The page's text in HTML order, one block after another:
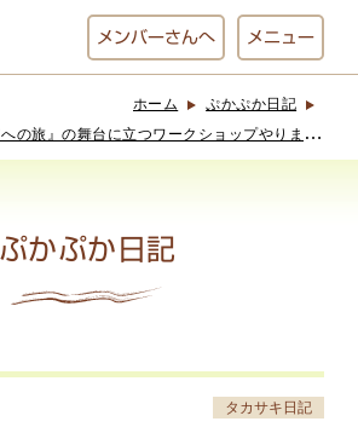
メンバーさんへ メニュー
ぷかぷか
アート屋
わんど
ホーム ぷかぷか日記
『
森と夜と世界の果てへの旅』の舞台に立つワークショップやります。
ぷかぷか日記
タカサキ日記